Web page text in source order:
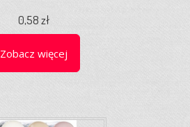
0,58 zł
Zobacz więcej